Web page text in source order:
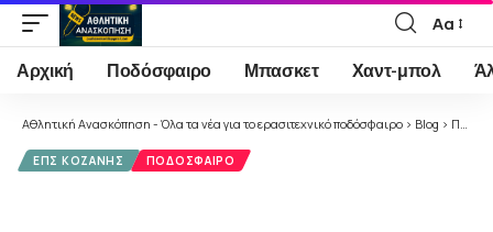
Font
Resizer
Αα
Αρχική Ποδόσφαιρο Μπασκετ Χαντ-μπολ
Αθλητική Ανασκόπηση - Όλα τα νέα για το ερασιτεχνικό ποδόσφαιρο > Blog > Ποδόσφαιρο
ΕΠΣ ΚΟΖΆΝΗΣ ΠΟΔΌΣΦΑΙΡΟ